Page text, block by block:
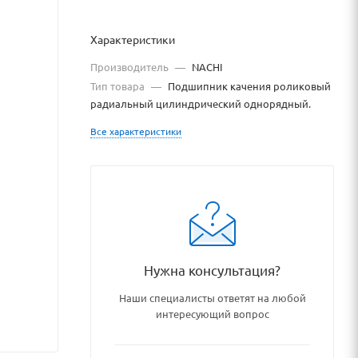
Характеристики
Производитель — NACHI
Тип товара — Подшипник качения роликовый
радиальный цилиндрический однорядный.
Все характеристики
Нужна консультация?
Наши специалисты ответят на любой
интересующий вопрос